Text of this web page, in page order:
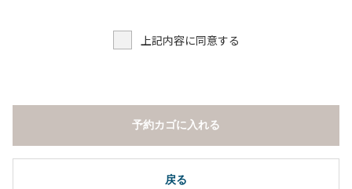
８．その他 周りに迷惑となるような行為（夜間の大声での談
１．全室禁煙です。
２．動物（ペット類）の同伴はご遠慮願います。
３．備品の持ち出しはしないでください。
４．ご訪問客と常設テント内での面会はご遠慮願います。
上記内容に同意する
戻る
予約カゴに入れる